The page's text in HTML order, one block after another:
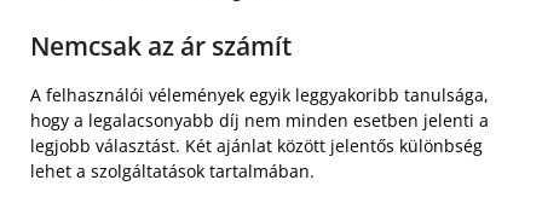
Nemcsak az ár számít
A felhasználói vélemények egyik leggyakoribb tanulsága,
hogy a legalacsonyabb díj nem minden esetben jelenti a
legjobb választást. Két ajánlat között jelentős különbség
lehet a szolgáltatások tartalmában.